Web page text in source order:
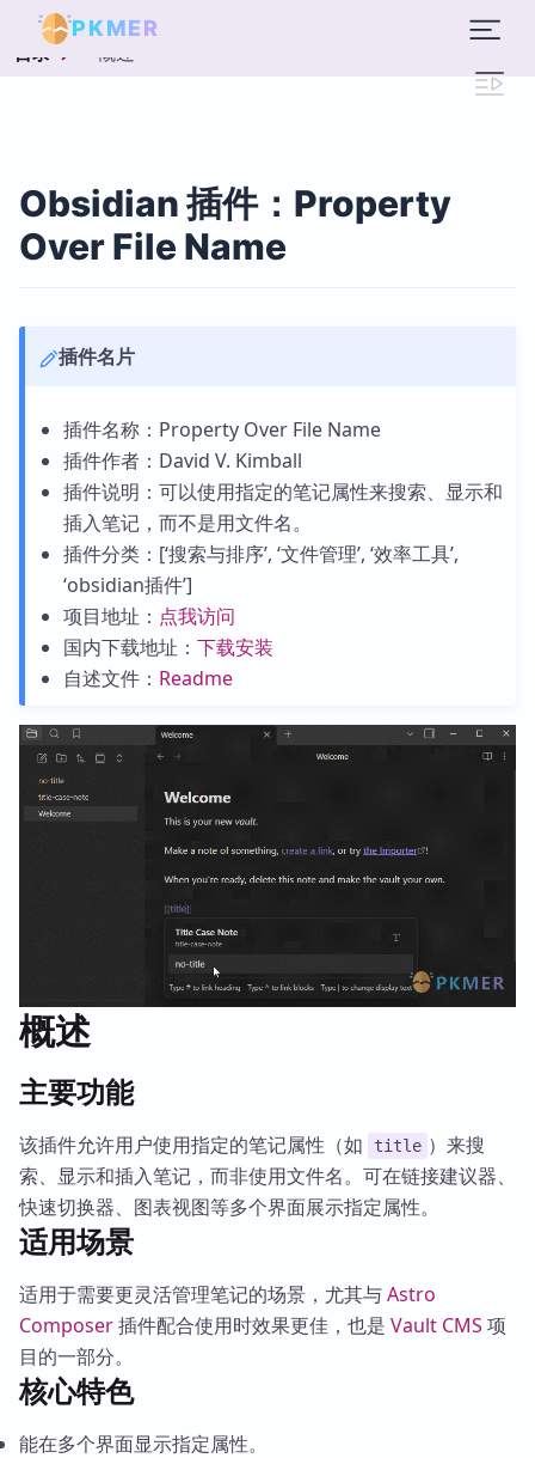
PKMER
目录 概述
Obsidian 插件：Property
Over File Name
插件名片
插件名称：Property Over File Name
插件作者：David V. Kimball
插件说明：可以使用指定的笔记属性来搜索、显示和
插入笔记，而不是用文件名。
插件分类：[‘搜索与排序’, ‘文件管理’, ‘效率工具’,
‘obsidian插件’]
项目地址： 点我访问
国内下载地址： 下载安装
自述文件： Readme
概述
主要功能
该插件允许用户使用指定的笔记属性（如 title ）来搜
索、显示和插入笔记，而非使用文件名。可在链接建议器、
快速切换器、图表视图等多个界面展示指定属性。
适用场景
适用于需要更灵活管理笔记的场景，尤其与Astro
Composer插件配合使用时效果更佳，也是 Vault CMS 项
目的一部分。
核心特色
能在多个界面显示指定属性。